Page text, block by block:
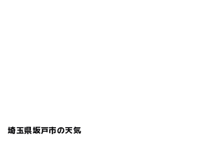
埼玉県坂戸市の天気